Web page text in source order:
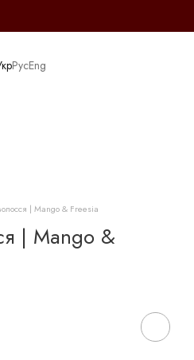
РусEng
| Mango & Freesia
| Mango &